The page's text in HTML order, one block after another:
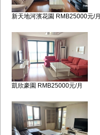
新天地河濱花園 RMB25000元/月
凱欣豪園 RMB25000元/月